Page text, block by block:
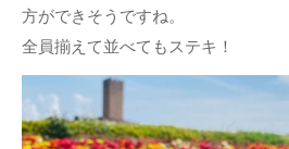
方ができそうですね。
全員揃えて並べてもステキ！